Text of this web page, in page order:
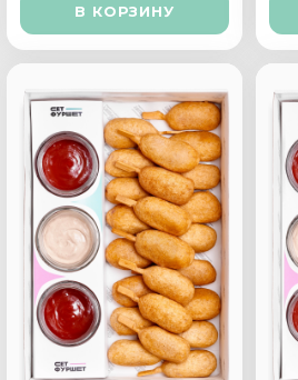
В КОРЗИНУ